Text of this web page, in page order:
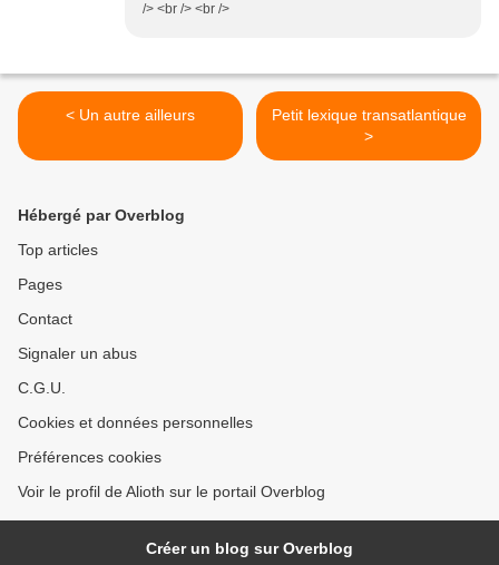
/> <br /> <br />
< Un autre ailleurs
Petit lexique transatlantique
>
Hébergé par Overblog
Top articles
Pages
Contact
Signaler un abus
C.G.U.
Cookies et données personnelles
Préférences cookies
Voir le profil de Alioth sur le portail Overblog
Créer un blog sur Overblog